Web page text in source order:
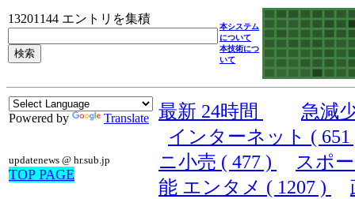
13201144 エントリを集積
本システム
について
本技術につ
いて
Powered by Translate
updatenews @ hr.sub.jp
TOP PAGE
最新 24時間
急減
インターネット (
ニ小売 ( 477 )
スポ
能 エンタメ ( 1207 )